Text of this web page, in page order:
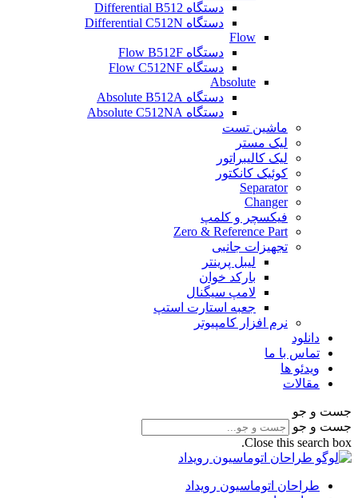
دستگاه Differential B512
دستگاه Differential C512N
Flow
دستگاه Flow B512F
دستگاه Flow C512NF
Absolute
دستگاه Absolute B512A
دستگاه Absolute C512NA
ماشین تست
لیک مستر
لیک کالیبراتور
کوئیک کانکتور
Separator
Changer
فیکسچر و کلمپ
Zero & Reference Part
تجهیزات جانبی
لیبل پرینتر
بارکد خوان
لامپ سیگنال
جعبه استارت استپ
نرم افزار کامپیوتر
دانلود
تماس با ما
ویدئو ها
مقالات
جست و جو
جست و جو
Close this search box.
طراحان اتوماسیون رویداد